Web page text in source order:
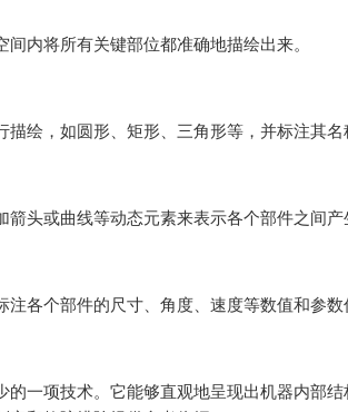
内将所有关键部位都准确地描绘出来。
绘，如圆形、矩形、三角形等，并标注其名
头或曲线等动态元素来表示各个部件之间产
各个部件的尺寸、角度、速度等数值和参数
一项技术。它能够直观地呈现出机器内部